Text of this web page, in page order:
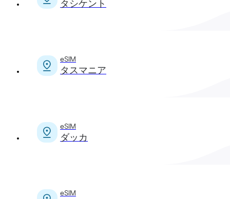
タシケント
eSIM
タスマニア
eSIM
ダッカ
eSIM